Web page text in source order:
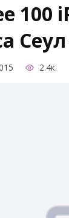
100
2.4к.